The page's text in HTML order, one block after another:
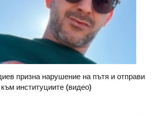
призна нарушение на пътя и отправи
институциите (видео)